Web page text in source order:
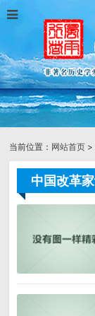
当前位置： 网站首页 >
中国改革